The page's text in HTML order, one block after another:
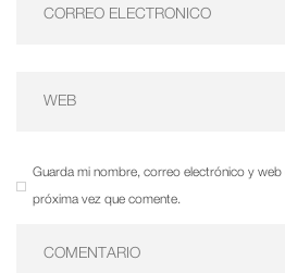
Guarda mi nombre, correo electrónico y
próxima vez que comente.